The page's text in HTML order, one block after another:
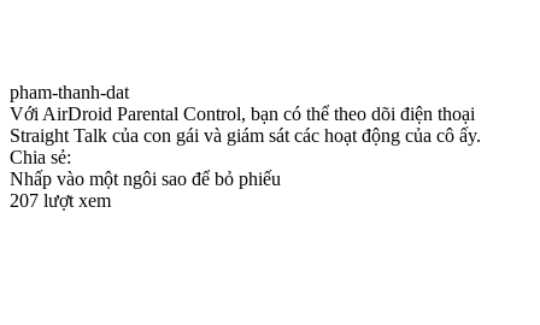
pham-thanh-dat
Với AirDroid Parental Control, bạn có thể theo dõi điện thoại
Straight Talk của con gái và giám sát các hoạt động của cô ấy.
Chia sẻ:
Nhấp vào một ngôi sao để bỏ phiếu
207 lượt xem